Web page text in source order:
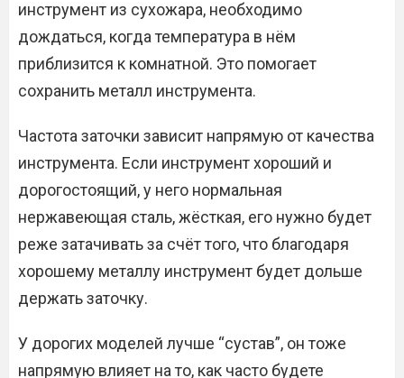
инструмент из сухожара, необходимо
дождаться, когда температура в нём
приблизится к комнатной. Это помогает
сохранить металл инструмента.
Частота заточки зависит напрямую от качества
инструмента. Если инструмент хороший и
дорогостоящий, у него нормальная
нержавеющая сталь, жёсткая, его нужно будет
реже затачивать за счёт того, что благодаря
хорошему металлу инструмент будет дольше
держать заточку.
У дорогих моделей лучше “сустав”, он тоже
напрямую влияет на то, как часто будете